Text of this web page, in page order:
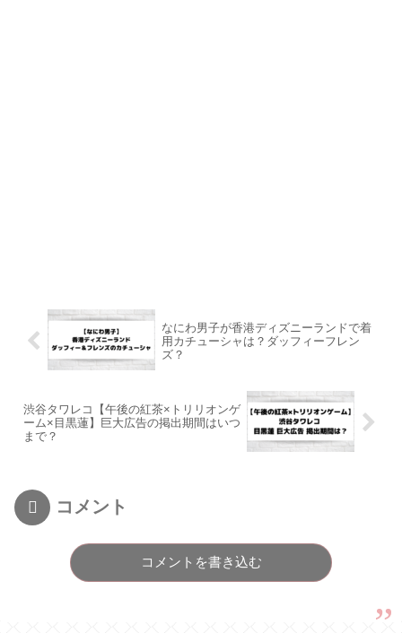
なにわ男子が香港ディズニーランドで着
用カチューシャは？ダッフィーフレン
ズ？
渋谷タワレコ【午後の紅茶×トリリオンゲ
ーム×目黒蓮】巨大広告の掲出期間はいつ
まで？
コメント
コメントを書き込む